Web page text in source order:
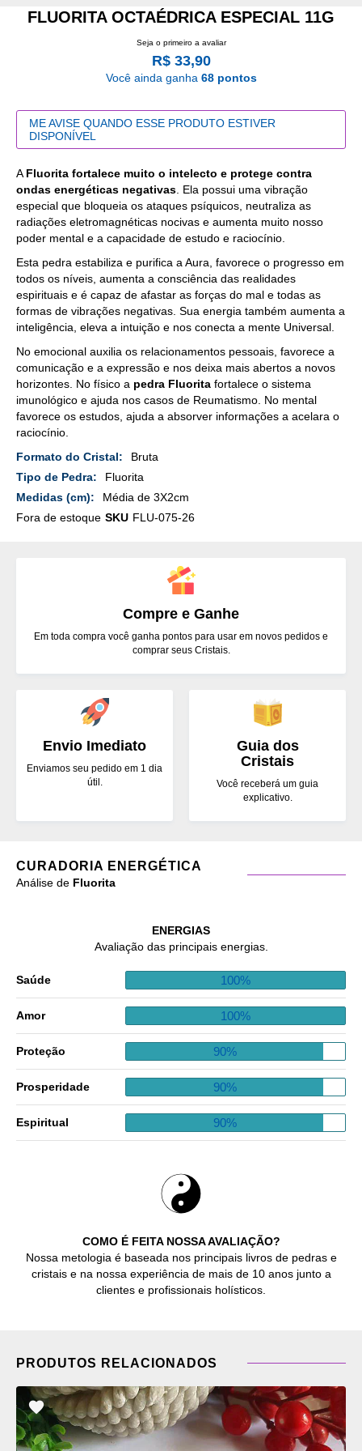
FLUORITA OCTAÉDRICA ESPECIAL 11G
Seja o primeiro a avaliar
R$ 33,90
Você ainda ganha 68 pontos
ME AVISE QUANDO ESSE PRODUTO ESTIVER
DISPONÍVEL
A Fluorita fortalece muito o intelecto e protege contra
ondas energéticas negativas . Ela possui uma vibração
especial que bloqueia os ataques psíquicos, neutraliza as
radiações eletromagnéticas nocivas e aumenta muito nosso
poder mental e a capacidade de estudo e raciocínio.
Esta pedra estabiliza e purifica a Aura, favorece o progresso em
todos os níveis, aumenta a consciência das realidades
espirituais e é capaz de afastar as forças do mal e todas as
formas de vibrações negativas. Sua energia também aumenta a
inteligência, eleva a intuição e nos conecta a mente Universal.
No emocional auxilia os relacionamentos pessoais, favorece a
comunicação e a expressão e nos deixa mais abertos a novos
horizontes. No físico a pedra Fluorita fortalece o sistema
imunológico e ajuda nos casos de Reumatismo. No mental
favorece os estudos, ajuda a absorver informações a acelara o
raciocínio.
Mais
Detalhes
Bruta
Fluorita
Média de 3X2cm
Fora de estoque SKU FLU-075-26
Envio Imediato
Enviamos seu pedido em 1 dia
útil.
Compre e Ganhe
Em toda compra você ganha pontos para usar em novos pedidos e
comprar seus Cristais.
Guia dos
Cristais
Você receberá um guia
explicativo.
CURADORIA ENERGÉTICA
Análise de Fluorita
COMO É FEITA NOSSA AVALIAÇÃO?
Nossa metologia é baseada nos principais livros de pedras e
cristais e na nossa experiência de mais de 10 anos junto a
clientes e profissionais holísticos.
ENERGIAS
Avaliação das principais energias.
Saúde 100%
Amor 100%
Proteção 90%
Prosperidade 90%
Espiritual 90%
PRODUTOS RELACIONADOS
ADICIONAR
OS